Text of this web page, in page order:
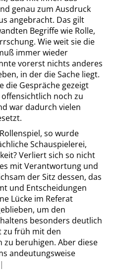
genau zum Ausdruck
angebracht. Das gilt
Begriffe wie Rolle,
Wie weit sie die
immer wieder
vorerst nichts anderes
in der die Sache liegt.
die Gespräche gezeigt
offensichtlich noch zu
war dadurch vielen
so wurde
Schauspielerei,
Verliert sich so nicht
mit Verantwortung und
der Sitz dessen, das
und Entscheidungen
Lücke im Referat
um den
besonders deutlich
zu früh mit den
beruhigen. Aber diese
andeutungsweise